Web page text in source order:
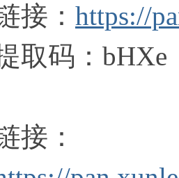
接： https://
取码：bHXe
接：